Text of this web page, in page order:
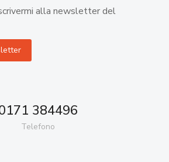
alla newsletter del
384496
Telefono